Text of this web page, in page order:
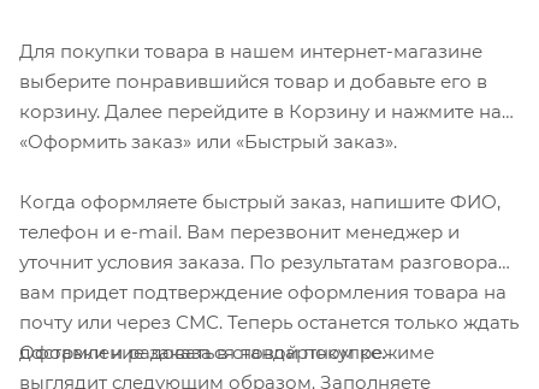
Для покупки товара в нашем интернет-магазине
выберите понравившийся товар и добавьте его в
корзину. Далее перейдите в Корзину и нажмите на
«Оформить заказ» или «Быстрый заказ».
Когда оформляете быстрый заказ, напишите ФИО,
телефон и e-mail. Вам перезвонит менеджер и
уточнит условия заказа. По результатам разговора
вам придет подтверждение оформления товара на
почту или через СМС. Теперь останется только ждать
доставки и радоваться новой покупке.
Оформление заказа в стандартном режиме
выглядит следующим образом. Заполняете